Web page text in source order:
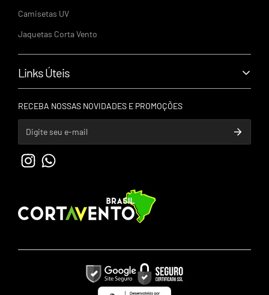
CNPJ: 61.328.553/0001-62
86045-080
Camisetas UV
Jaquetas Corta Vento
Links Úteis
Política de Entrega
Entrar em contato
RECEBA NOSSAS NOVIDADES E PROMOÇÕES